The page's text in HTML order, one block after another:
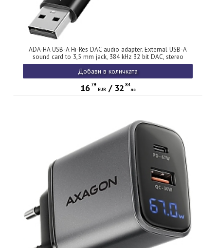
ADA-HA USB-A Hi-Res DAC audio adapter. External USB-A
sound card to 3,5 mm jack, 384 kHz 32 bit DAC, stereo
Добави в количката
16 79
EUR/ 32 84
лв